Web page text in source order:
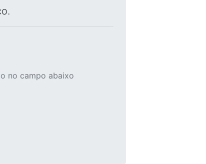
no campo abaixo